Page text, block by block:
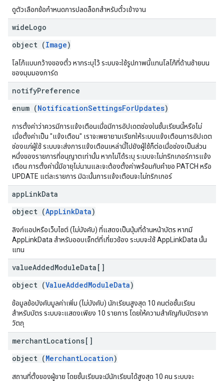
ดูตัวเลือกข้อกำหนดการปลดล็อกสำหรับตั๋วเข้างาน
wideLogo
object (Image)
โลโก้แบบกว้างของตั๋ว หากระบุไว้ ระบบจะใช้รูปภาพนี้แทนโลโก้ที่ด้านซ้ายบน
ของมุมมองการ์ด
notifyPreference
enum (NotificationSettingsForUpdates)
การตั้งค่าว่าควรมีการแจ้งเตือนเมื่อมีการอัปเดตช่องในชั้นเรียนนี้หรือไม่
เมื่อตั้งค่าเป็น "แจ้งเตือน" เราจะพยายามเรียกให้ระบบแจ้งเตือนการอัปเดต
ช่องแก่ผู้ใช้ ระบบจะส่งการแจ้งเตือนเหล่านี้ไปยังผู้ใช้ก็ต่อเมื่อช่องเป็นส่วน
หนึ่งของรายการที่อนุญาตเท่านั้น หากไม่ได้ระบุ ระบบจะไม่ทริกเกอร์การแจ้ง
เตือน การตั้งค่านี้มีอายุไม่นานและจะต้องตั้งค่าพร้อมกับคําขอ PATCH หรือ
UPDATE แต่ละรายการ มิฉะนั้นการแจ้งเตือนจะไม่ทริกเกอร์
appLinkData
object (AppLinkData)
ลิงก์แอปหรือเว็บไซต์ (ไม่บังคับ) ที่แสดงเป็นปุ่มที่ด้านหน้าบัตร หากมี
AppLinkData สำหรับออบเจ็กต์ที่เกี่ยวข้อง ระบบจะใช้ AppLinkData นั้น
แทน
valueAddedModuleData[]
object (ValueAddedModuleData)
ข้อมูลข้อบังคับมูลค่าเพิ่ม (ไม่บังคับ) นักเรียนสูงสุด 10 คนต่อชั้นเรียน
สำหรับบัตร ระบบจะแสดงเพียง 10 รายการ โดยให้ความสำคัญกับบัตรจาก
วัตถุ
merchantLocations[]
object (MerchantLocation)
สถานที่ตั้งของผู้ขาย โดยชั้นเรียนจะมีนักเรียนได้สูงสุด 10 คน ระบบจะ